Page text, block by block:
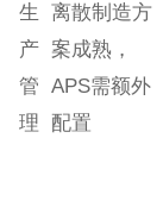
生
产
管
理
离散制造方
案成熟，
APS需额外
配置